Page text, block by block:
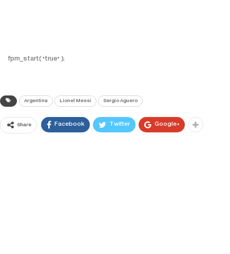
fpm_start( "true" );
Argentina Lionel Messi Sergio Aguero
Share Facebook Twitter Google+